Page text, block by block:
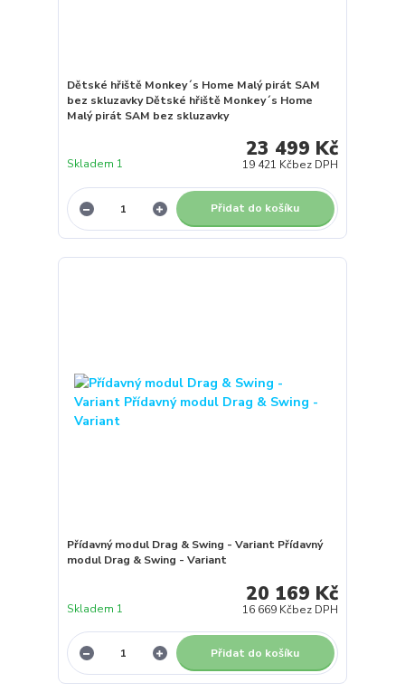
Dětské hřiště Monkey´s Home Malý pirát SAM
bez skluzavky Dětské hřiště Monkey´s Home
Malý pirát SAM bez skluzavky
23 499 Kč
19 421 Kčbez DPH
Skladem 1
Přidat do košíku
Přídavný modul Drag & Swing - Variant Přídavný
modul Drag & Swing - Variant
20 169 Kč
16 669 Kčbez DPH
Skladem 1
Přidat do košíku